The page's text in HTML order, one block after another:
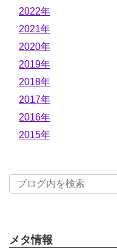
2022年
2021年
2020年
2019年
2018年
2017年
2016年
2015年
メタ情報